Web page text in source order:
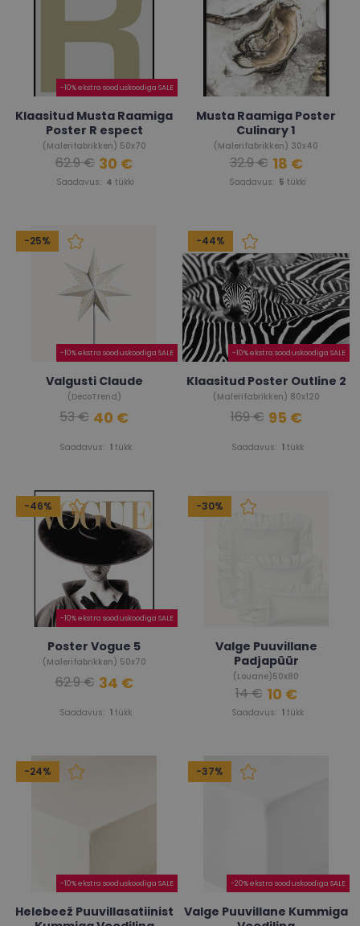
-10% ekstra sooduskoodiga SALE
Klaasitud Musta Raamiga
Poster R espect
(Malerifabrikken) 50x70
Saadavus: 4 tükki
62.9 € 30 €
Musta Raamiga Poster
Culinary 1
(Malerifabrikken) 30x40
Saadavus: 5 tükki
32.9 € 18 €
-25%
-10% ekstra sooduskoodiga SALE
Valgusti Claude
(DecoTrend)
Saadavus: 1tükk
53 € 40 €
-44%
-10% ekstra sooduskoodiga SALE
Klaasitud Poster Outline 2
(Malerifabrikken) 80x120
Saadavus: 1tükk
169 € 95 €
-46%
-10% ekstra sooduskoodiga SALE
Poster Vogue 5
(Malerifabrikken) 50x70
Saadavus: 1tükk
62.9 € 34 €
-30%
Valge Puuvillane
Padjapüür
(Louane)50x80
Saadavus: 1tükk
14 € 10 €
-24%
-10% ekstra sooduskoodiga SALE
Helebeež Puuvillasatiinist
-37%
-20% ekstra sooduskoodiga SALE
Valge Puuvillane Kummiga